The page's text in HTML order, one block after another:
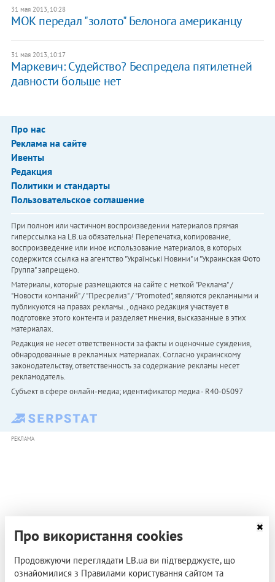
31 мая 2013, 10:28
МОК передал "золото" Белонога американцу
31 мая 2013, 10:17
Маркевич: Судейство? Беспредела пятилетней
давности больше нет
Про нас
Реклама на сайте
Ивенты
Редакция
Политики и стандарты
Пользовательское соглашение
При полном или частичном воспроизведении материалов прямая
гиперссылка на LB.ua обязательна! Перепечатка, копирование,
воспроизведение или иное использование материалов, в которых
содержится ссылка на агентство "Українськi Новини" и "Украинская Фото
Группа" запрещено.
Материалы, которые размещаются на сайте с меткой "Реклама" /
"Новости компаний" / "Пресрелиз" / "Promoted", являются рекламными и
публикуются на правах рекламы. , однако редакция участвует в
подготовке этого контента и разделяет мнения, высказанные в этих
материалах.
Редакция не несет ответственности за факты и оценочные суждения,
обнародованные в рекламных материалах. Согласно украинскому
законодательству, ответственность за содержание рекламы несет
рекламодатель.
Субъект в сфере онлайн-медиа; идентификатор медиа - R40-05097
РЕКЛАМА
Про використання cookies
Продовжуючи переглядати LB.ua ви підтверджуєте, що
ознайомилися з Правилами користування сайтом та